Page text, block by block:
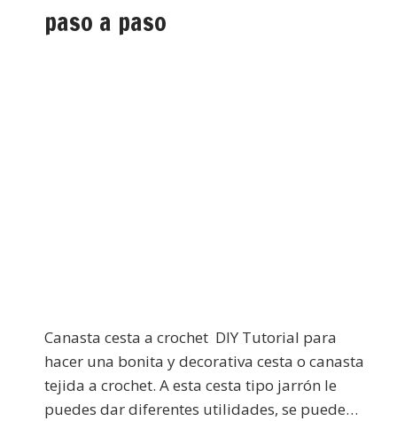
paso a paso
Canasta cesta a crochet DIY Tutorial para
hacer una bonita y decorativa cesta o canasta
tejida a crochet. A esta cesta tipo jarrón le
puedes dar diferentes utilidades, se puede…